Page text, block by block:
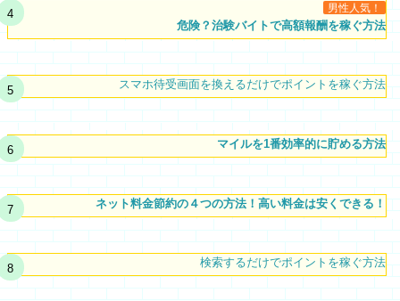
男性人気！
危険？治験バイトで高額報酬を稼ぐ方法
スマホ待受画面を換えるだけでポイントを稼ぐ方法
マイルを1番効率的に貯める方法
ネット料金節約の４つの方法！高い料金は安くできる！
検索するだけでポイントを稼ぐ方法